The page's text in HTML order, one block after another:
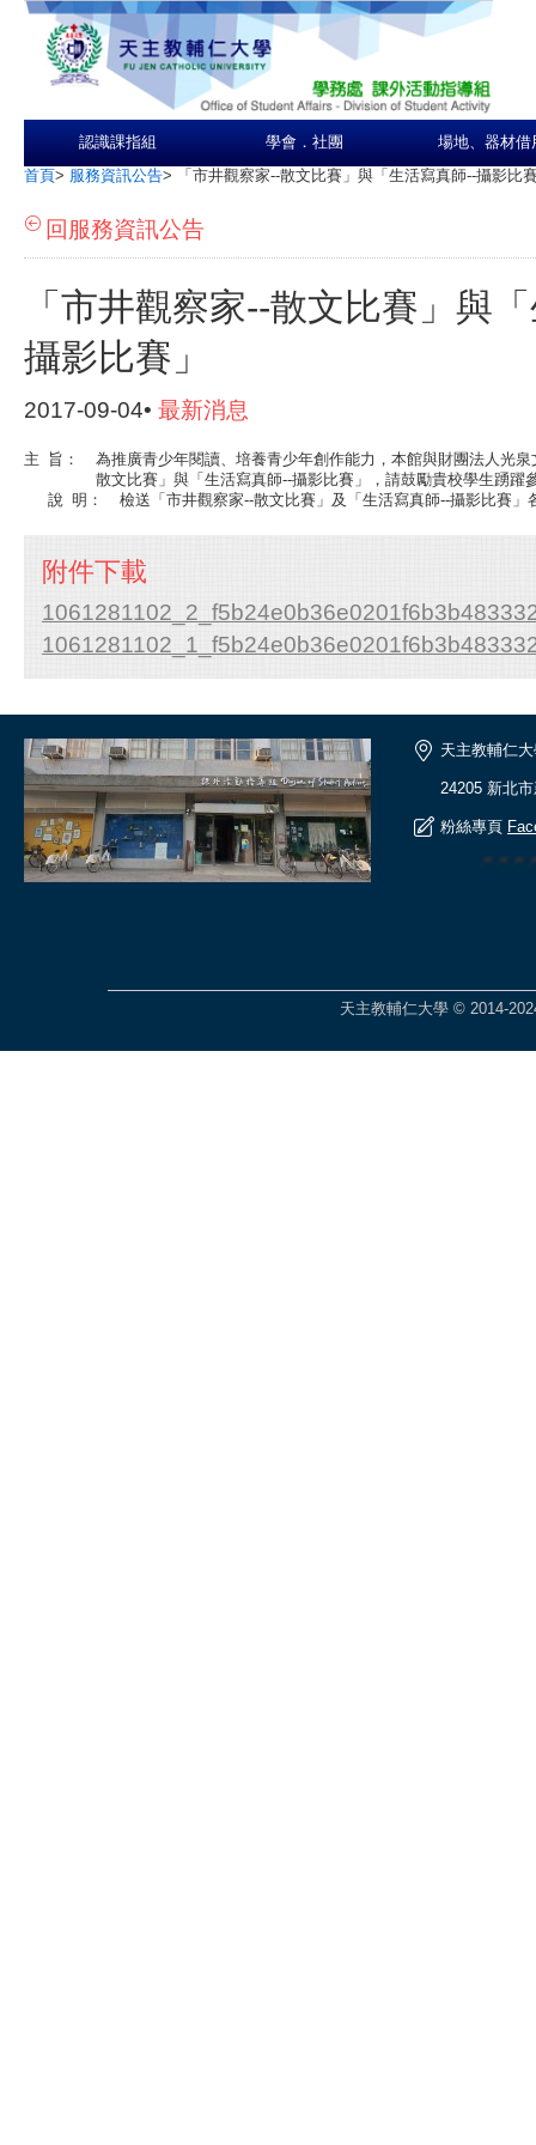
認識課指組 學會．社團 場地、器材借
首頁> 服務資訊公告> 「市井觀察家--散文比賽」與「生活寫真師--攝影比
回服務資訊公告
「市井觀察家--散文比賽」與
攝影比賽」
2017-09-04• 最新消息
主 旨：
為推廣青少年閱讀、培養青少年創作能力，本館與財團法人光
散文比賽」與「生活寫真師--攝影比賽」，請鼓勵貴校學生踴躍
說 明： 檢送「市井觀察家--散文比賽」及「生活寫真師--攝影比賽」
附件下載
天主教輔仁
24205 新北
粉絲專頁
天主教輔仁大學 © 2014-